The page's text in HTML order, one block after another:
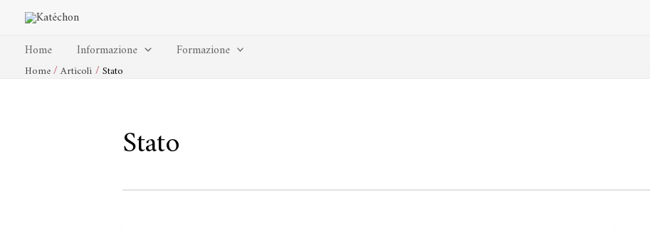
contenuto
Home
Informazione Formazione
Home Articoli Stato
Stato